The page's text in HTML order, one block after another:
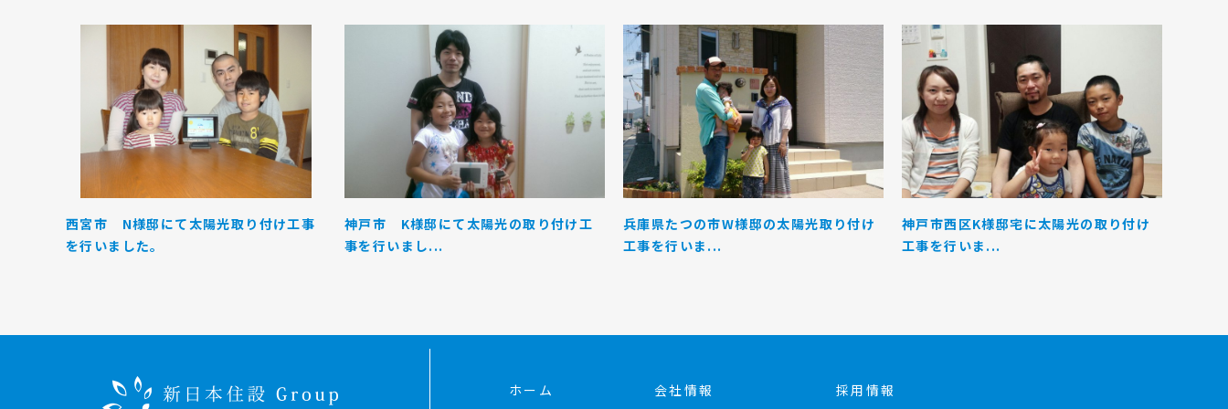
西宮市 N様邸にて太陽光取り付け工事
を行いました。
神戸市 K様邸にて太陽光の取り付け工
事を行いまし...
兵庫県たつの市W様邸の太陽光取り付け
工事を行いま...
神戸市西区K様邸宅に太陽光の取り付け
工事を行いま...
ホーム
会社情報
採用情報